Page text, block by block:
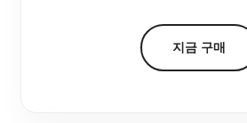
지금 구매